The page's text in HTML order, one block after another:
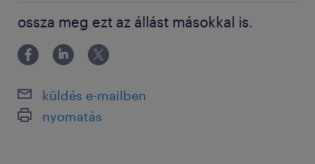
2 műszakos munkarend vállalása
Vezetőüléses (3324) targoncavezetői
Precíz, pontos munkavégzés
ossza meg ezt az állást másokkal is.
küldés e-mailben
nyomatás